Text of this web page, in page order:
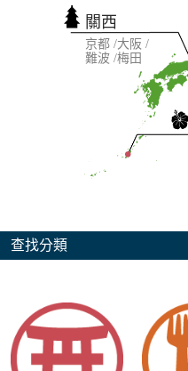
關西
京都 大阪
難波 梅田
查找分類